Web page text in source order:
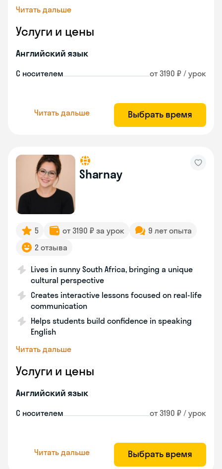
Читать дальше
Услуги и цены
Английский язык
С носителем от 3190 ₽ / урок
Читать дальше Выбрать время
Sharnay
5 от 3190 ₽ за урок
9 лет опыта
2 отзыва
Lives in sunny South Africa, bringing a unique
cultural perspective
Creates interactive lessons focused on real-life
communication
Helps students build confidence in speaking
English
Читать дальше
Услуги и цены
Английский язык
С носителем от 3190 ₽ / урок
Читать дальше Выбрать время